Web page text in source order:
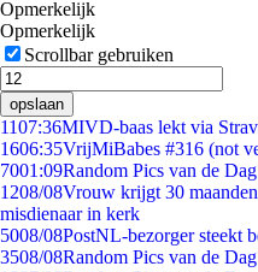
Opmerkelijk
Opmerkelijk
Scrollbar gebruiken
opslaan
1107:36MIVD-baas lekt via
1606:35VrijMiBabes #316 (not
7001:09Random Pics van de
1208/08Vrouw krijgt 30
misdienaar in kerk
5008/08PostNL-bezorger steekt
3508/08Random Pics van de